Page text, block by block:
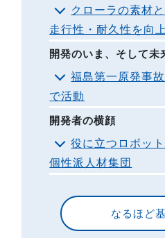
クローラの素材
走行性・耐久性を向上
開発のいま、そして未
福島第一原発事
で活動
開発者の横顔
役に立つロボッ
個性派人材集団
なるほど